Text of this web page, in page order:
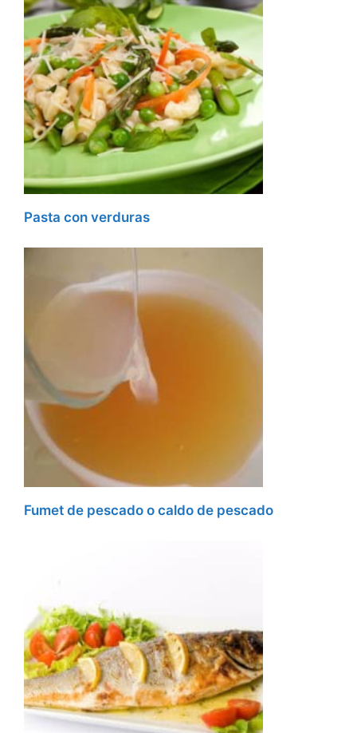
Pasta con verduras
Fumet de pescado o caldo de pescado